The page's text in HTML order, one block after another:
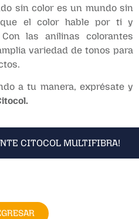
sin color es un mundo sin
el color hable por ti y
las anilinas colorantes
variedad de tonos para
a tu manera, exprésate y
CITOCOL MULTIFIBRA!